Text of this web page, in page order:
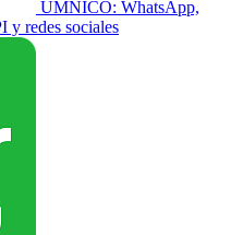
UMNICO: WhatsApp,
y redes sociales